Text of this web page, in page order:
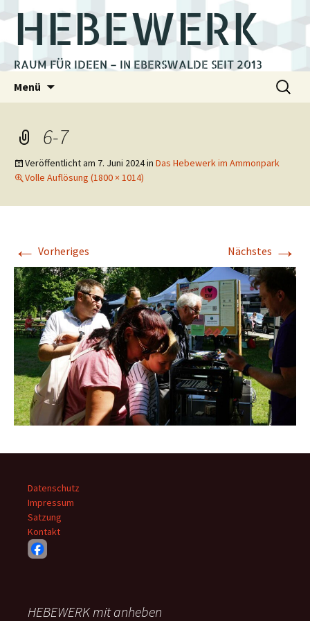
HEBEWERK
RAUM FÜR IDEEN – IN EBERSWALDE SEIT 2013
Menü
Suchen
nach:
6-7
Veröffentlicht am 7. Juni 2024in Das Hebewerk im Ammonpark
Volle Auflösung (1800 × 1014)
← Vorheriges Nächstes →
Datenschutz
Impressum
Satzung
Kontakt
HEBEWERK mit anheben